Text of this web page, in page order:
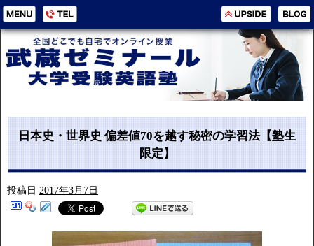
日本史・世界史 偏差値70を越す秘密の学習法【塾生
限定】
投稿日 2017年3月7日